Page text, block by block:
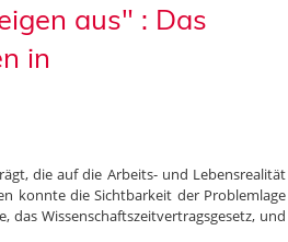
aus" : Das
in
die auf die Arbeits- und Lebensrealität
konnte die Sichtbarkeit der Problemlage
Wissenschaftszeitvertragsgesetz, und